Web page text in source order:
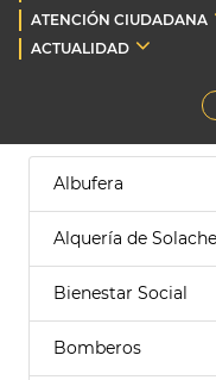
ATENCIÓN CIUDADANA
ACTUALIDAD
Albufera
Alquería de Solache
Bienestar Social
Bomberos